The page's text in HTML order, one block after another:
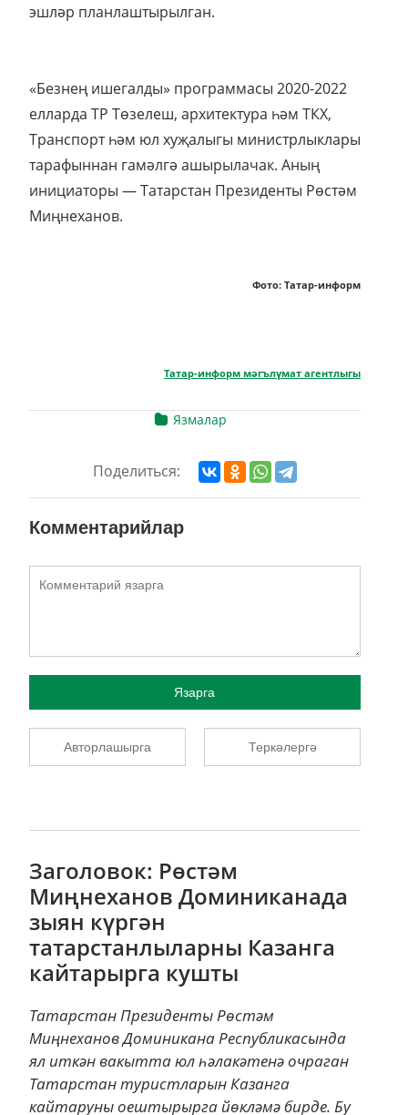
эшләр планлаштырылган.
«Безнең ишегалды» программасы 2020-2022
елларда ТР Төзелеш, архитектура һәм ТКХ,
Транспорт һәм юл хуҗалыгы министрлыклары
тарафыннан гамәлгә ашырылачак. Аның
инициаторы — Татарстан Президенты Рөстәм
Миңнеханов.
Фото: Татар-информ
Татар-информ мәгълүмат агентлыгы
Язмалар
Поделиться:
Комментарийлар
Язарга
Авторлашырга Теркәлергә
Заголовок: Рөстәм
Миңнеханов Доминиканада
зыян күргән
татарстанлыларны Казанга
кайтарырга кушты
Татарстан Президенты Рөстәм
Миңнеханов Доминикана Республикасында
ял иткән вакытта юл һәлакәтенә очраган
Татарстан туристларын Казанга
кайтаруны оештырырга йөкләмә бирде. Бу